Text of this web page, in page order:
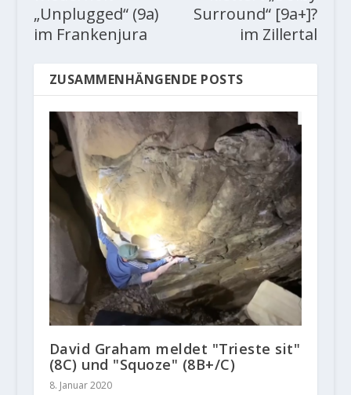
„Unplugged“ (9a)
im Frankenjura
Surround“ [9a+]?
im Zillertal
ZUSAMMENHÄNGENDE POSTS
David Graham meldet "Trieste sit"
(8C) und "Squoze" (8B+/C)
8. Januar 2020